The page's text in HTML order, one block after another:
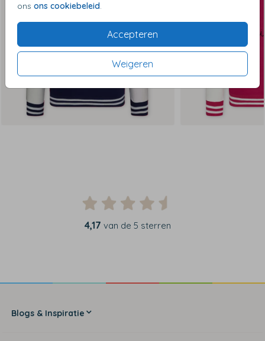
ons ons cookiebeleid.
Accepteren
Weigeren
4,17 van de 5 sterren
Blogs & Inspiratie